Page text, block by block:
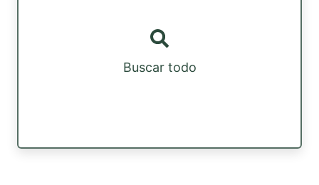
Buscar todo